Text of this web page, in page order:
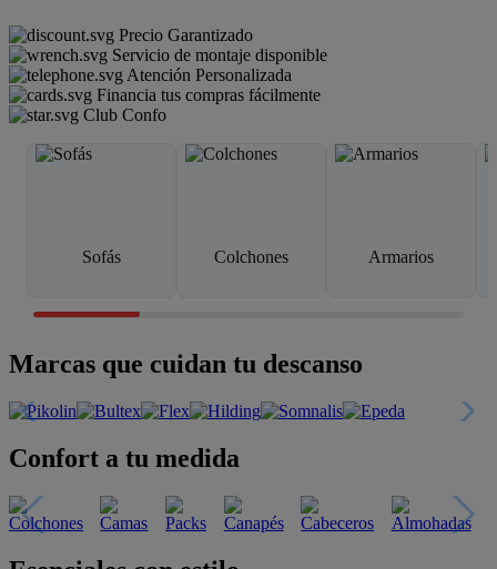
Precio Garantizado
Servicio de montaje disponible
Atención Personalizada
Financia tus compras fácilmente
Club Confo
Sofás Colchones Armarios
Marcas que cuidan tu descanso
Confort a tu medida